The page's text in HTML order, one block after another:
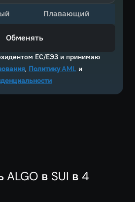
ЕС/ЕЭЗ и принимаю
, Политику AML и
Плавающий
Обменять
ALGO в SUI в 4